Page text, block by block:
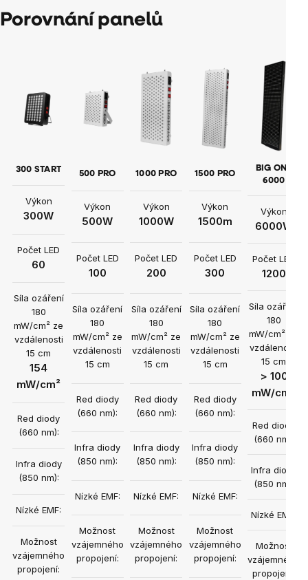
Porovnání panelů
300 START
Výkon
300W
Počet LED
60
Síla ozáření
180
mW/cm² ze
vzdálenosti
15 cm
154
mW/cm²
Red diody
(660 nm):
Infra diody
(850 nm):
Nízké EMF:
Možnost
vzájemného
propojení:
500 PRO
Výkon
500W
Počet LED
100
Síla ozáření
180
mW/cm² ze
vzdálenosti
15 cm
Red diody
(660 nm):
Infra diody
(850 nm):
Nízké EMF:
Možnost
vzájemného
propojení:
1000 PRO
Výkon
1000W
Počet LED
200
Síla ozáření
180
mW/cm² ze
vzdálenosti
15 cm
Red diody
(660 nm):
Infra diody
(850 nm):
Nízké EMF:
Možnost
vzájemného
propojení:
1500 PRO
Výkon
1500m
Počet LED
300
Síla ozáření
180
mW/cm² ze
vzdálenosti
15 cm
Red diody
(660 nm):
Infra diody
(850 nm):
Nízké EMF:
Možnost
vzájemného
propojení:
BIG ONE
6000
Výkon
6000W
Počet LED
1200
Síla ozáření
180
mW/cm² ze
vzdálenosti
15 cm
> 100
mW/cm²
Red diody
(660 nm):
Infra diody
(850 nm):
Nízké EMF:
Možnost
vzájemného
propojení: